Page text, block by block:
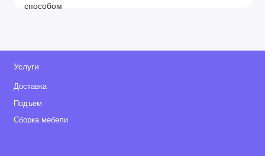
Услуги
Доставка
Подъем
Сборка мебели